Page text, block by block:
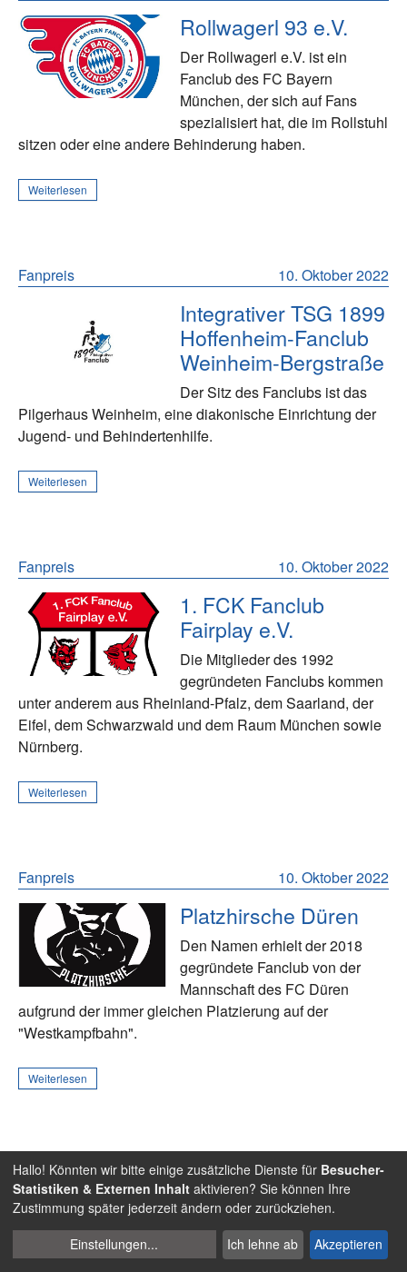
Rollwagerl 93 e.V.
Der Rollwagerl e.V. ist ein
Fanclub des FC Bayern
München, der sich auf Fans
spezialisiert hat, die im Rollstuhl
sitzen oder eine andere Behinderung haben.
Weiterlesen
10. Oktober 2022
Fanpreis
Integrativer TSG 1899
Hoffenheim-Fanclub
Weinheim-Bergstraße
Der Sitz des Fanclubs ist das
Pilgerhaus Weinheim, eine diakonische Einrichtung der
Jugend- und Behindertenhilfe.
Weiterlesen
10. Oktober 2022
Fanpreis
1. FCK Fanclub
Fairplay e.V.
Die Mitglieder des 1992
gegründeten Fanclubs kommen
unter anderem aus Rheinland-Pfalz, dem Saarland, der
Eifel, dem Schwarzwald und dem Raum München sowie
Nürnberg.
Weiterlesen
10. Oktober 2022
Fanpreis
Platzhirsche Düren
Den Namen erhielt der 2018
gegründete Fanclub von der
Mannschaft des FC Düren
aufgrund der immer gleichen Platzierung auf der
"Westkampfbahn".
Weiterlesen
10. Oktober 2022
Fanpreis
FC Bayern Fanclub
Ilmendorf
Der 2017 gegründete Fanclub
Cookies
verwalten
Hallo! Könnten wir bitte einige zusätzliche Dienste für Besucher-
Statistiken & Externen Inhalt aktivieren? Sie können Ihre
Zustimmung später jederzeit ändern oder zurückziehen.
Einstellungen... Ich lehne ab Akzeptieren